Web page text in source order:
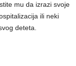
mu da izrazi svoje
ili neki
deteta.